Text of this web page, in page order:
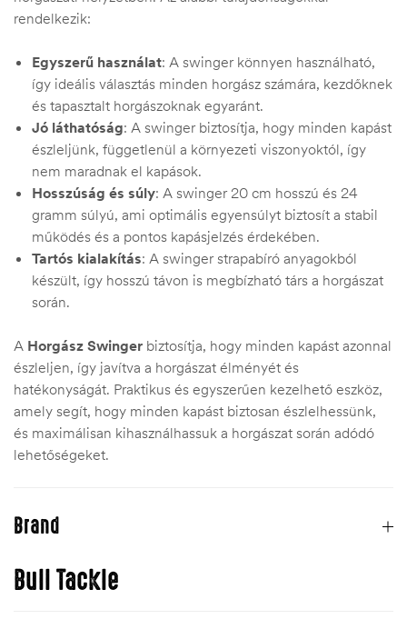
rendelkezik:
Egyszerű használat: A swinger könnyen használható,
így ideális választás minden horgász számára, kezdőknek
és tapasztalt horgászoknak egyaránt.
Jó láthatóság: A swinger biztosítja, hogy minden kapást
észleljünk, függetlenül a környezeti viszonyoktól, így
nem maradnak el kapások.
Hosszúság és súly: A swinger 20 cm hosszú és 24
gramm súlyú, ami optimális egyensúlyt biztosít a stabil
működés és a pontos kapásjelzés érdekében.
Tartós kialakítás: A swinger strapabíró anyagokból
készült, így hosszú távon is megbízható társ a horgászat
során.
A Horgász Swinger biztosítja, hogy minden kapást azonnal
észleljen, így javítva a horgászat élményét és
hatékonyságát. Praktikus és egyszerűen kezelhető eszköz,
amely segít, hogy minden kapást biztosan észlelhessünk,
és maximálisan kihasználhassuk a horgászat során adódó
lehetőségeket.
Brand
Bull Tackle